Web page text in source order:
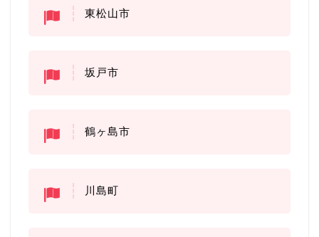
東松山市
坂戸市
鶴ヶ島市
川島町